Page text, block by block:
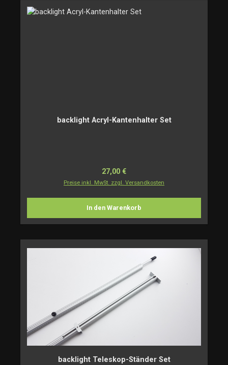
backlight Acryl-Kantenhalter Set
Regulärer Preis:
27,00 €
Preise inkl. MwSt. zzgl. Versandkosten
In den Warenkorb
backlight Teleskop-Ständer Set